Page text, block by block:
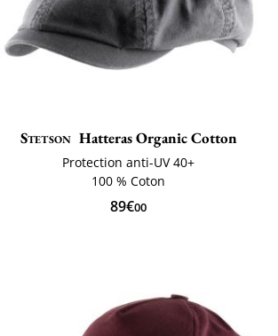
Stetson Hatteras Organic Cotton
Protection anti-UV 40+
100 % Coton
89€00